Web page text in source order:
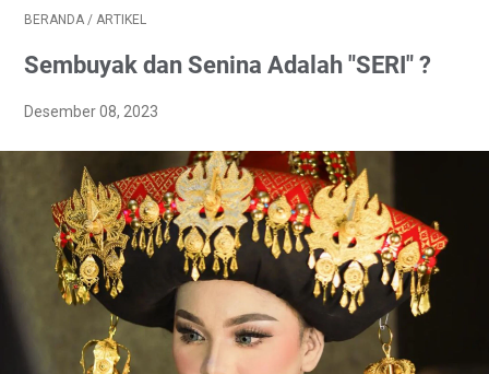
BERANDA / ARTIKEL
Sembuyak dan Senina Adalah "SERI" ?
Desember 08, 2023